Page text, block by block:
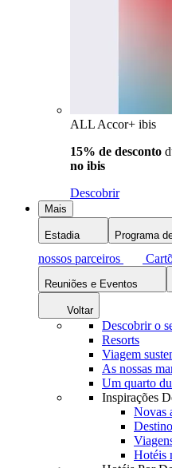
ALL Accor+ ibis
15% de desconto
no ibis
Descobrir
Mais
Estadia Programa
nossos parceiros
Reuniões e Eventos
Voltar
Descobrir o
Resorts
Viagem
As nossas
Um quarto
Inspirações
Novas
Hotéis